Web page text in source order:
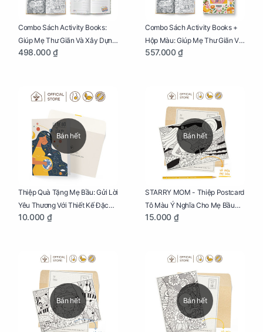
Combo Sách Activity Books:
Giúp Mẹ Thư Giãn Và Xây Dựng
Thai Kỳ Chu Đáo
498.000 ₫
Combo Sách Activity Books +
Hộp Màu: Giúp Mẹ Thư Giãn Và
Xây Dựng Thai Kỳ Chu Đáo
557.000 ₫
Bán hết
Thiệp Quà Tặng Mẹ Bầu: Gửi Lời
Yêu Thương Với Thiết Kế Đặc
Biệt Dành Riêng Cho Mẹ Bầu
10.000 ₫
Bán hết
STARRY MOM - Thiệp Postcard
Tô Màu Ý Nghĩa Cho Mẹ Bầu
Sáng Tạo, Thư Giãn Và Hạnh
15.000 ₫
Bán hết Bán hết